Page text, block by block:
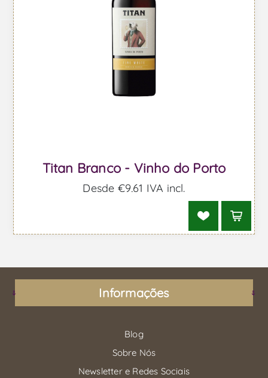
Titan Branco - Vinho do Porto
Desde €9,61 IVA incl.
Informações
Blog
Sobre Nós
Newsletter e Redes Sociais